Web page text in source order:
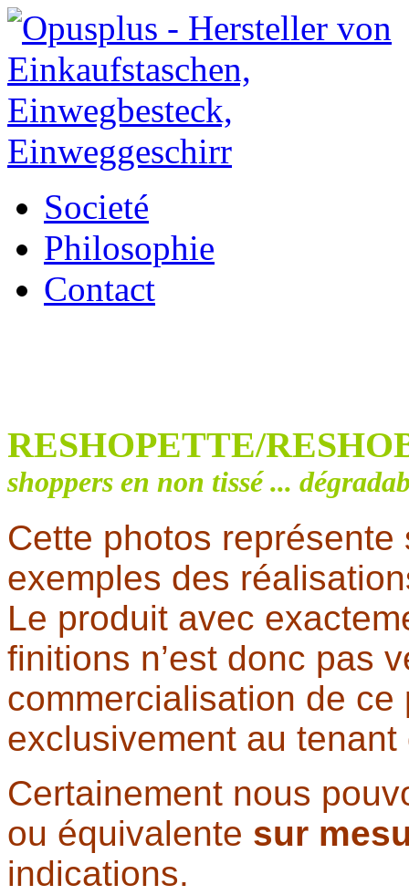
Societé
Philosophie
Contact
RESHOPETTE/
shoppers en non tissé ...
Cette photos
exemples des
Le produit avec
finitions n’est donc pas
commercialisation de
exclusivement au
Certainement nous
ou équivalente sur
indications.